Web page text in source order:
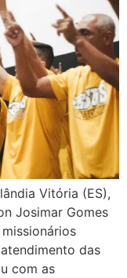
Vitória (ES),
Josimar Gomes
das
com as